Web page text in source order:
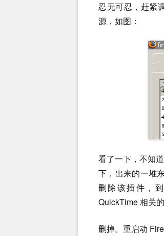
忍无可忍，赶紧
源，如图：
看了一下，不知
下，出来的一堆
删除该插件，
QuickTime 相关
删掉。重启动